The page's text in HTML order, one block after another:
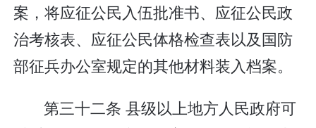
案，将应征公民入伍批准书、应征公民政
治考核表、应征公民体格检查表以及国防
部征兵办公室规定的其他材料装入档案。
第三十二条 县级以上地方人民政府可